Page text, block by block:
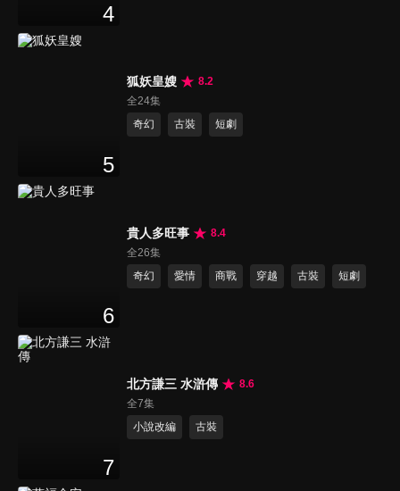
4
5
狐妖皇嫂
8.2
全24集
奇幻
古裝 短劇
6
貴人多旺事
8.4
全26集
奇幻
愛情 商戰 穿越 古裝 短劇
7
北方謙三 水滸傳
8.6
全7集
小說改編
古裝